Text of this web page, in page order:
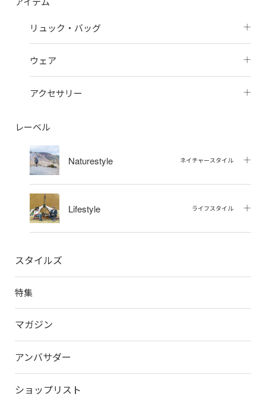
リュック・バッグ
ウェア
アクセサリー
レーベル
Naturestyle ネイチャースタイル
Lifestyle ライフスタイル
スタイルズ
特集
マガジン
アンバサダー
ショップリスト